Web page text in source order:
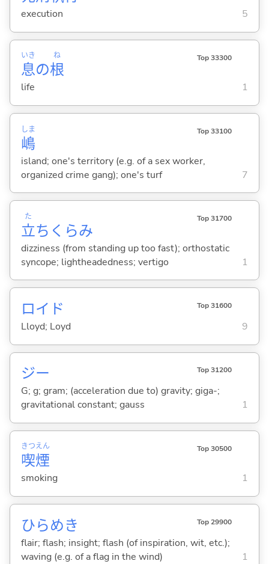
execution 5
息
いき
の根
ね Top 33300
life 1
嶋
しま Top 33100
island; one's territory (e.g. of a sex worker,
organized crime gang); one's turf
7
立
た
ちくらみ
Top 31700
dizziness (from standing up too fast); orthostatic
syncope; lightheadedness; vertigo
1
ロイド Top 31600
Lloyd; Loyd 9
ジー Top 31200
G; g; gram; (acceleration due to) gravity; giga-;
gravitational constant; gauss
1
喫
きつ
煙
えん Top 30500
smoking 1
ひらめき Top 29900
flair; flash; insight; flash (of inspiration, wit, etc.);
waving (e.g. of a flag in the wind)
1